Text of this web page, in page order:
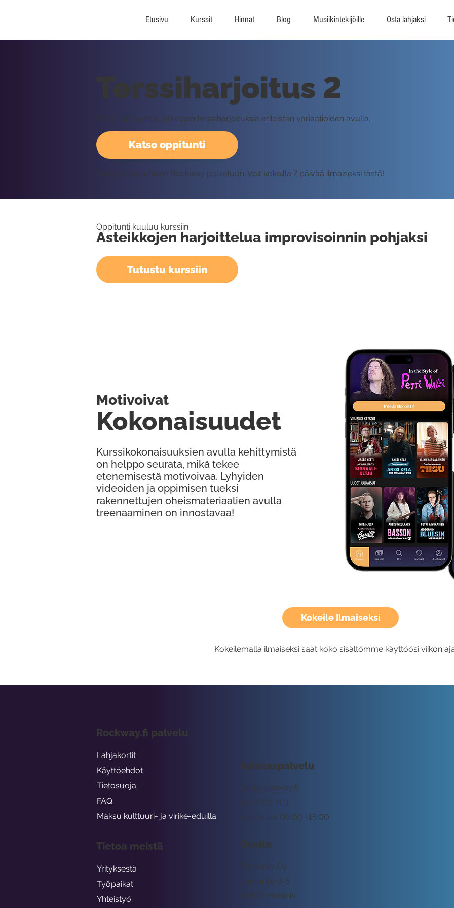
Etusivu Kurssit Hinnat Blog Musiikintekijöille Osta lahjaksi
Kokeile Ilmaiseksi
Kokeilemalla ilmaiseksi saat koko sisältömme käyttöösi viikon
Katso oppitunti
Terssiharjoitus 2
Tällä oppitunnilla jatketaan terssiharjoituksia erilaisten variaatioiden avulla.
Vaatii kirjautumisen Rockway palveluun. Voit kokeilla 7 päivää ilmaiseksi tästä!
Oppitunti kuuluu kurssiin
Asteikkojen harjoittelua improvisoinnin pohjaksi
Tutustu kurssiin
Kurssikokonaisuuksien avulla kehittymistä
on helppo seurata, mikä tekee
etenemisestä motivoivaa. Lyhyiden
videoiden ja oppimisen tueksi
rakennettujen oheismateriaalien avulla
treenaaminen on innostavaa!
Kokonaisuudet
Motivoivat
Asiakaspalvelu
tuki@rockway.fi
Arkisin klo 09:00 -15:00
045 7731 1111
Osoite
Rockway Oy
Lemuntie 3-5
00510 Helsinki
Rockway.fi palvelu
Lahjakortit
Käyttöehdot
Tietosuoja
FAQ
Maksu kulttuuri- ja virike-eduilla
Tietoa meistä
Yrityksestä
Työpaikat
Yhteistyö